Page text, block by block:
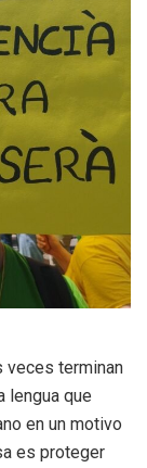
veces terminan
lengua que
en un motivo
es proteger